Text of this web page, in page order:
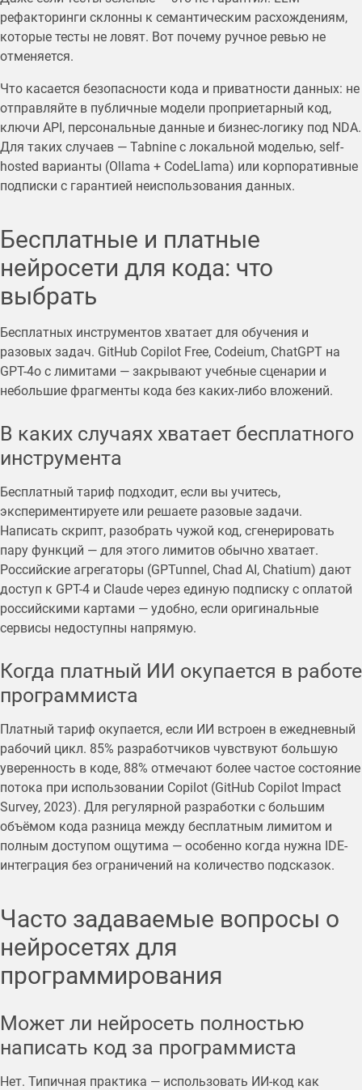
рефакторинги склонны к семантическим расхождениям,
которые тесты не ловят. Вот почему ручное ревью не
отменяется.
Что касается безопасности кода и приватности данных: не
отправляйте в публичные модели проприетарный код,
ключи API, персональные данные и бизнес-логику под NDA.
Для таких случаев — Tabnine с локальной моделью, self-
hosted варианты (Ollama + CodeLlama) или корпоративные
подписки с гарантией неиспользования данных.
Бесплатные и платные
нейросети для кода: что
выбрать
Бесплатных инструментов хватает для обучения и
разовых задач. GitHub Copilot Free, Codeium, ChatGPT на
GPT-4o с лимитами — закрывают учебные сценарии и
небольшие фрагменты кода без каких-либо вложений.
В каких случаях хватает бесплатного
инструмента
Бесплатный тариф подходит, если вы учитесь,
экспериментируете или решаете разовые задачи.
Написать скрипт, разобрать чужой код, сгенерировать
пару функций — для этого лимитов обычно хватает.
Российские агрегаторы (GPTunnel, Chad AI, Chatium) дают
доступ к GPT-4 и Claude через единую подписку с оплатой
российскими картами — удобно, если оригинальные
сервисы недоступны напрямую.
Когда платный ИИ окупается в работе
программиста
Платный тариф окупается, если ИИ встроен в ежедневный
рабочий цикл. 85% разработчиков чувствуют большую
уверенность в коде, 88% отмечают более частое состояние
потока при использовании Copilot (GitHub Copilot Impact
Survey, 2023). Для регулярной разработки с большим
объёмом кода разница между бесплатным лимитом и
полным доступом ощутима — особенно когда нужна IDE-
интеграция без ограничений на количество подсказок.
Часто задаваемые вопросы о
нейросетях для
программирования
Может ли нейросеть полностью
написать код за программиста
Нет. Типичная практика — использовать ИИ-код как